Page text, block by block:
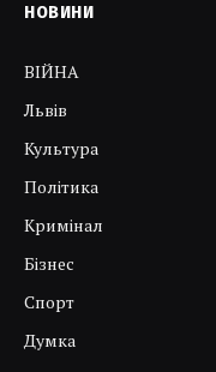
НОВИНИ
ВІЙНА
Львів
Культура
Політика
Кримінал
Бізнес
Спорт
Думка